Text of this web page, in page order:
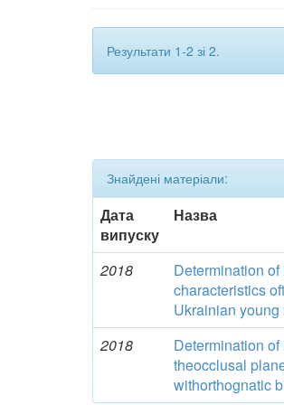
Результати 1-2 зі 2.
Знайдені матеріали:
Дата
випуску
Назва
2018
Determination
characteristics
Ukrainian
2018
Determination
theocclusal
withorthognatic